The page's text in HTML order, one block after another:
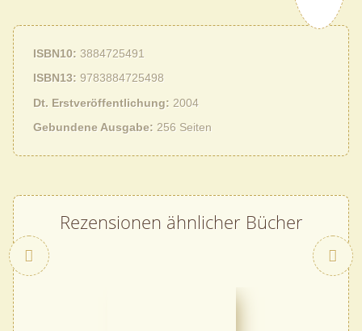
ISBN10
3884725491
ISBN13 9783884725498
Dt. Erstveröffentlichung
2004
Gebundene Ausgabe
256 Seiten
Rezensionen ähnlicher Bücher